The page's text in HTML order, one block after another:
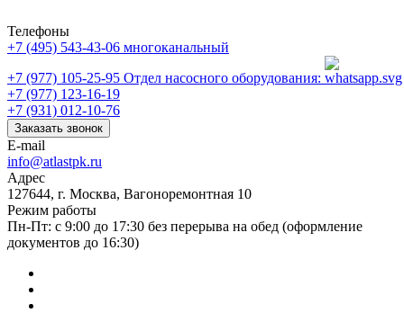
Телефоны
+7 (495) 543-43-06 многоканальный
+7 (977) 105-25-95 Отдел насосного оборудования:
+7 (977) 123-16-19
+7 (931) 012-10-76
Заказать звонок
E-mail
info@atlastpk.ru
Адрес
127644, г. Москва, Вагоноремонтная 10
Режим работы
Пн-Пт: с 9:00 до 17:30 без перерыва на обед (оформление
документов до 16:30)